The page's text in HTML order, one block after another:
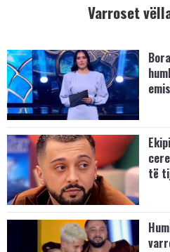
Varroset
të